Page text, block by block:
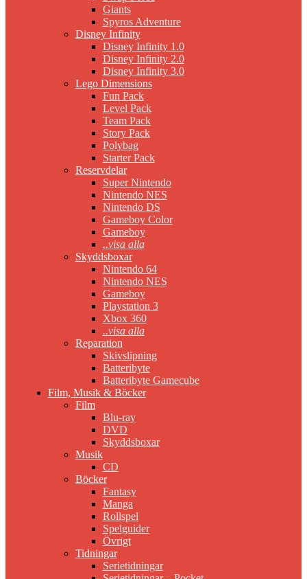
Giants
Spyros Adventure
Disney Infinity
Disney Infinity 1.0
Disney Infinity 2.0
Disney Infinity 3.0
Lego Dimensions
Fun Pack
Level Pack
Team Pack
Story Pack
Polybag
Starter Pack
Reservdelar
Super Nintendo
Nintendo NES
Nintendo DS
Gameboy Color
Gameboy
..visa alla
Skyddsboxar
Nintendo 64
Nintendo NES
Gameboy
Playstation 3
Xbox 360
..visa alla
Reparation
Skivslipning
Batteribyte
Batteribyte Gamecube
Film, Musik & Böcker
Film
Blu-ray
DVD
Skyddsboxar
Musik
CD
Böcker
Fantasy
Manga
Rollspel
Spelguider
Övrigt
Tidningar
Serietidningar